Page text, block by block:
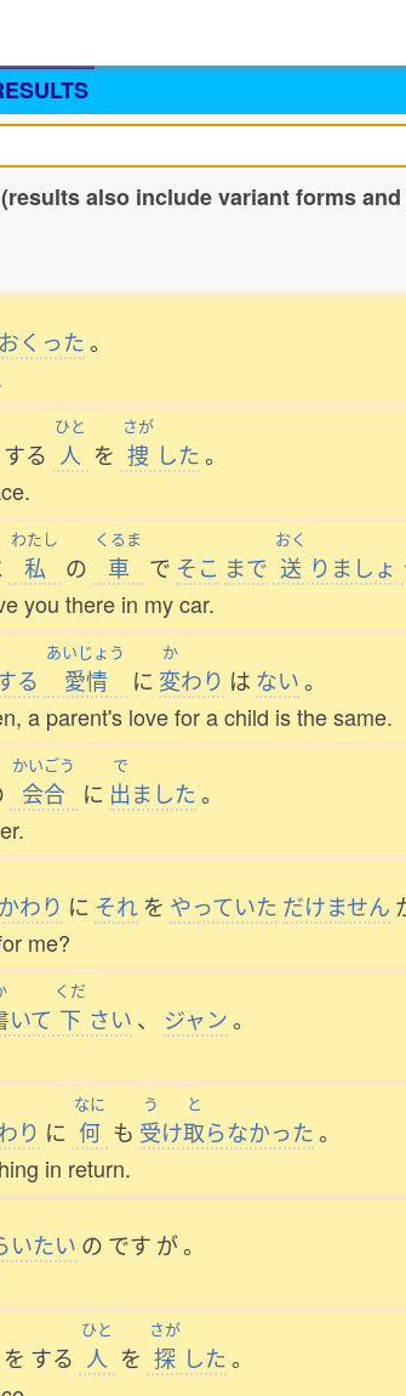
also include variant forms
おくった。
する
ひと
人 を
さが
捜 した。
わたし
私 の
くるま
車 で そこ まで
おく
送 りましょ
you there in my car.
る
あいじょう
愛情 に
か
変わり は ない。
a parent's love for a child is the same.
かいごう
会合 に
で
出ました。
かわり に それ を やっていた だけません
me?
いて
くだ
下 さい 、 ジャン。
り に
なに
何 も
う
受け
と
取らなかった。
in return.
いたい の です が。
を する
ひと
人 を
さが
探 した。